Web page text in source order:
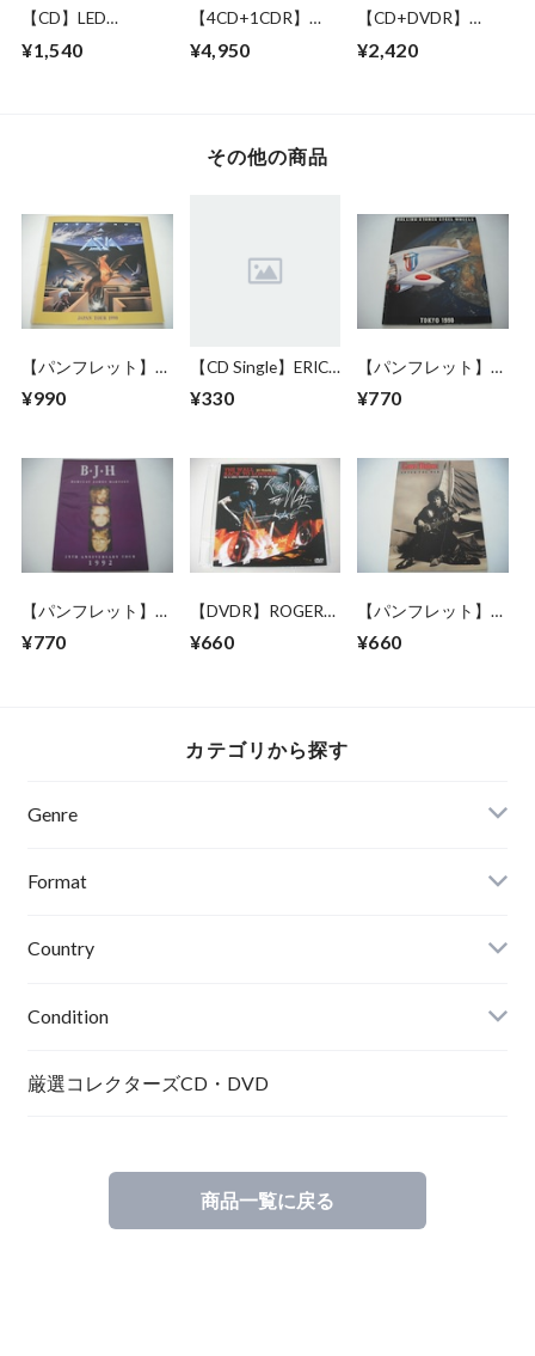
【CD】LED
ZEPPELIN
¥1,540
【4CD+1CDR】
RAVING LUNATICS
¥4,950
【CD+DVDR】
COLLECTION
¥2,420
その他の商品
【パンフレット】
ASIA / 1990 JAPAN
TOUR
¥990
【CD Single】ERIC
CLAPTON / CIRCUS
¥330
【パンフレット】
ROLLING STONES /
STEEL WHEELS
¥770
【パンフレット】
BARCLAY JAMES
HARVEST / 25TH
¥770
【DVDR】ROGER
WATERS / THE
WALL BACK TO
¥660
【パンフレット】
GARY MOORE /
AFTER THE WAR
¥660
カテゴリから探す
Genre
Format
Country
Condition
厳選コレクターズCD・DVD
商品一覧に戻る